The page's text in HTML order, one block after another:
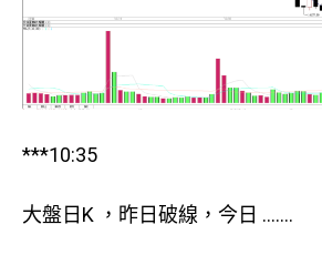
***10:35
大盤日K ，昨日破線，今日 …….